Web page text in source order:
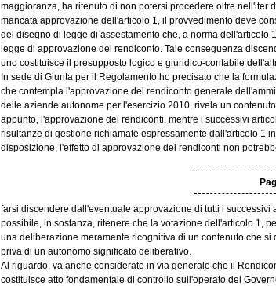
maggioranza, ha ritenuto di non potersi procedere oltre
mancata approvazione dell'articolo 1, il provvedimento deve
del disegno di legge di assestamento che, a norma dell'articolo
legge di approvazione del rendiconto. Tale conseguenza
uno costituisce il presupposto logico e giuridico-contabile
In sede di Giunta per il Regolamento ho precisato che la
che contempla l'approvazione del rendiconto generale
delle aziende autonome per l'esercizio 2010, rivela un
appunto, l'approvazione dei rendiconti, mentre i successivi
risultanze di gestione richiamate espressamente dall'articolo 1
disposizione, l'effetto di approvazione dei rendiconti non
farsi discendere dall'eventuale approvazione di tutti i
possibile, in sostanza, ritenere che la votazione dell'articolo 1,
una deliberazione meramente ricognitiva di un contenuto che
priva di un autonomo significato deliberativo.
Al riguardo, va anche considerato in via generale che il
costituisce atto fondamentale di controllo sull'operato del